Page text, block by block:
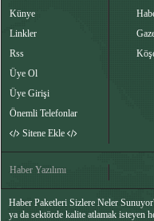
Künye
Linkler
Rss
Üye Ol
Üye Girişi
Önemli Telefonlar
Sitene Ekle
Haber Yazılımı
Haber Paketleri Sizlere Neler
ya da sektörde kalite atlamak isteyen